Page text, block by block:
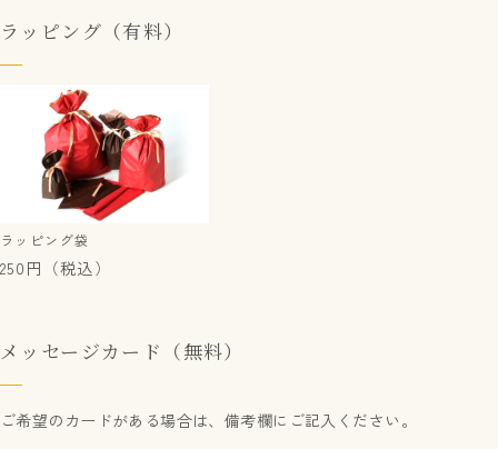
ラッピング（有料）
ラッピング袋
250円（税込）
メッセージカード（無料）
ご希望のカードがある場合は、備考欄にご記入ください。